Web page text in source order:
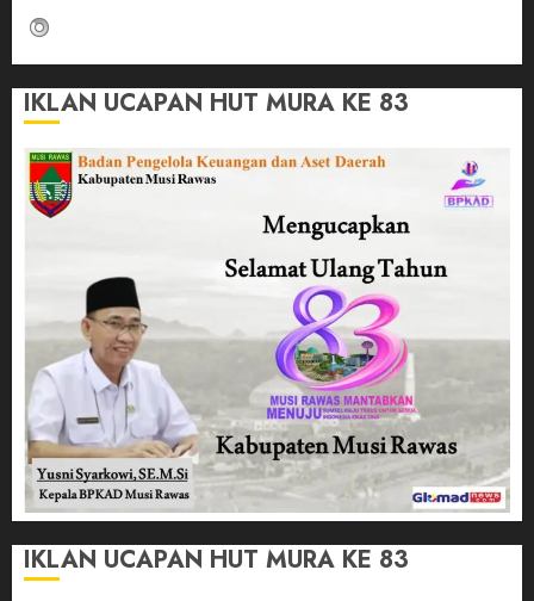
IKLAN UCAPAN HUT MURA KE 83
IKLAN UCAPAN HUT MURA KE 83